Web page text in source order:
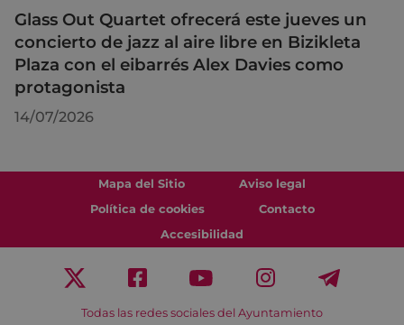
Glass Out Quartet ofrecerá este jueves un
concierto de jazz al aire libre en Bizikleta
Plaza con el eibarrés Alex Davies como
protagonista
14/07/2026
Mapa del Sitio
Aviso legal
Política de cookies
Contacto
Accesibilidad
Todas las redes sociales del Ayuntamiento